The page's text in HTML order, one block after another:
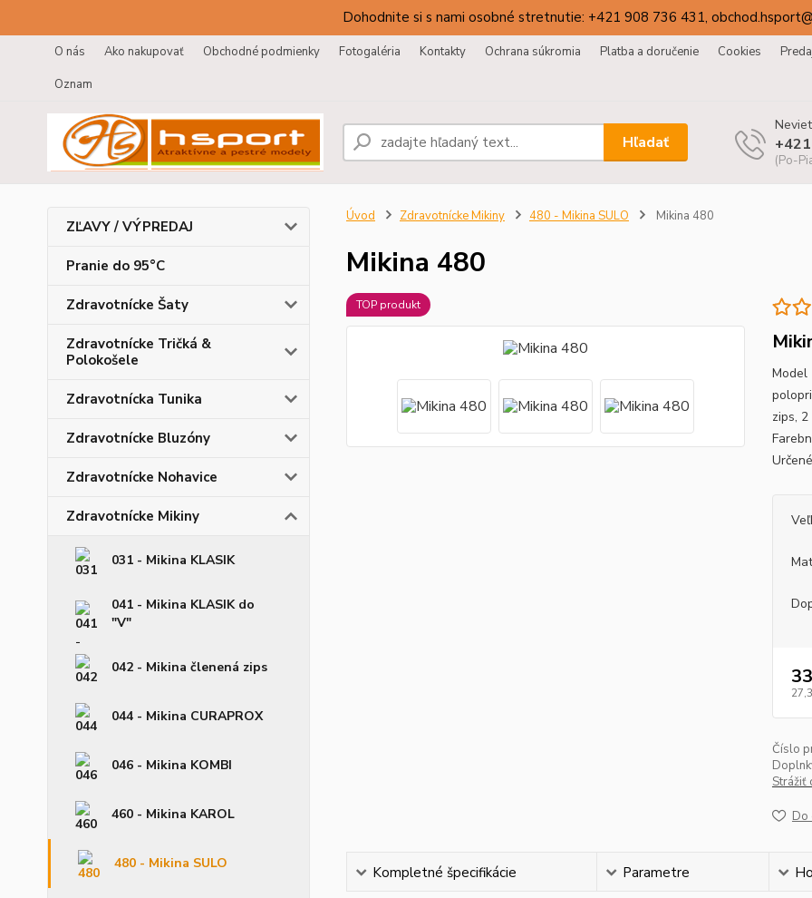
Dohodnite si s nami osobné stretnutie: +421 908 736 431,
O nás Ako nakupovať Obchodné podmienky Fotogaléria Kontakty Ochrana súkromia Platba a doručenie Cookies
Oznam
Hľadať
(Po-
ZĽAVY / VÝPREDAJ
Pranie do 95°C
Zdravotnícke Šaty
Zdravotnícke Tričká &
Polokošele
Zdravotnícka Tunika
Zdravotnícke Bluzóny
Zdravotnícke Nohavice
Zdravotnícke Mikiny
031 - Mikina KLASIK
041 - Mikina KLASIK do
"V"
042 - Mikina členená zips
044 - Mikina CURAPROX
046 - Mikina KOMBI
460 - Mikina KAROL
480 - Mikina SULO
Úvod Zdravotnícke Mikiny 480 - Mikina SULO Mikina 480
Mikina 480
TOP produkt
zips,
Číslo
Strážiť
Do
Kompletné špecifikácie Parametre